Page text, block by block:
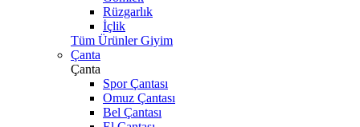
Rüzgarlık
İçlik
Tüm Ürünler Giyim
Çanta
Çanta
Spor Çantası
Omuz Çantası
Bel Çantası